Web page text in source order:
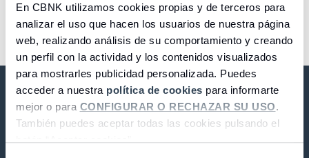
En CBNK utilizamos cookies propias y de terceros para
analizar el uso que hacen los usuarios de nuestra página
web, realizando análisis de su comportamiento y creando
un perfil con la actividad y los contenidos visualizados
para mostrarles publicidad personalizada. Puedes
acceder a nuestra política de cookies para informarte
mejor o para CONFIGURAR O RECHAZAR SU USO.
También puedes aceptar todas las cookies pulsando el
botón “Aceptar cookies”.
El presente sitio web del Grupo CBNK es titularidad de
CBNK Banco de Colectivos, S.A.
CBNK Banco de Colectivos, S.A. se reserva la facultad de
modificar unilateralmente las condiciones y términos de
uso de este sitio web.
Tablón de anuncios
CBNK Banco de Colectivos S.A.